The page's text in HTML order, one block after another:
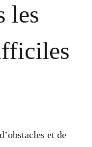
les
et de